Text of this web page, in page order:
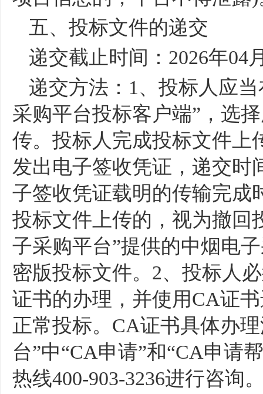
五、投标文件的递交
递交截止时间： 2026年04
递交方法： 1、投标人应
采购平台投标客户端”，选
传。投标人完成投标文件上
发出电子签收凭证，递交时
子签收凭证载明的传输完成
投标文件上传的，视为撤回
子采购平台”提供的中烟电
密版投标文件。 2、投标人
证书的办理，并使用CA证
正常投标。 CA证书具体办
台”中“CA申请”和“CA申请
热线400-903-3236进行咨询